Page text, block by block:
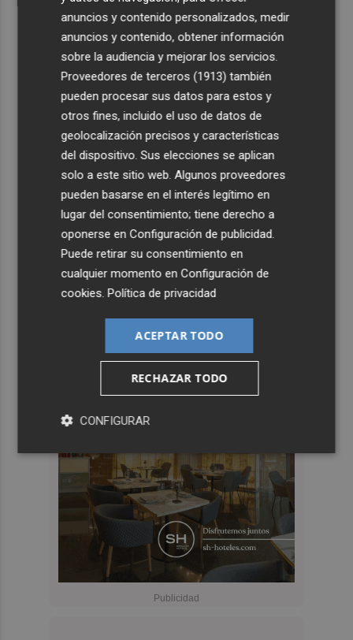
anuncios y contenido personalizados, medir
anuncios y contenido, obtener información
sobre la audiencia y mejorar los servicios.
Proveedores de terceros (1913) también
pueden procesar sus datos para estos y
otros fines, incluido el uso de datos de
geolocalización precisos y características
del dispositivo. Sus elecciones se aplican
solo a este sitio web. Algunos proveedores
pueden basarse en el interés legítimo en
lugar del consentimiento; tiene derecho a
oponerse enConfiguración de publicidad
Puede retirar su consentimiento en
cualquier momento enConfiguración de
cookies .Política de privacidad
ACEPTAR TODO
RECHAZAR TODO
CONFIGURAR